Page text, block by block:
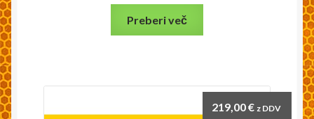
Preberi več
219,00€ z DDV